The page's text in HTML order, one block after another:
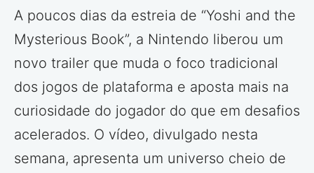
A poucos dias da estreia de “Yoshi and the
Mysterious Book”, a Nintendo liberou um
novo trailer que muda o foco tradicional
dos jogos de plataforma e aposta mais na
curiosidade do jogador do que em desafios
acelerados. O vídeo, divulgado nesta
semana, apresenta um universo cheio de